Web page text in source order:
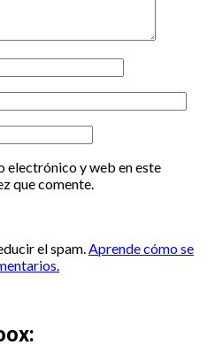
electrónico y web en este
que comente.
el spam.Aprende cómo se